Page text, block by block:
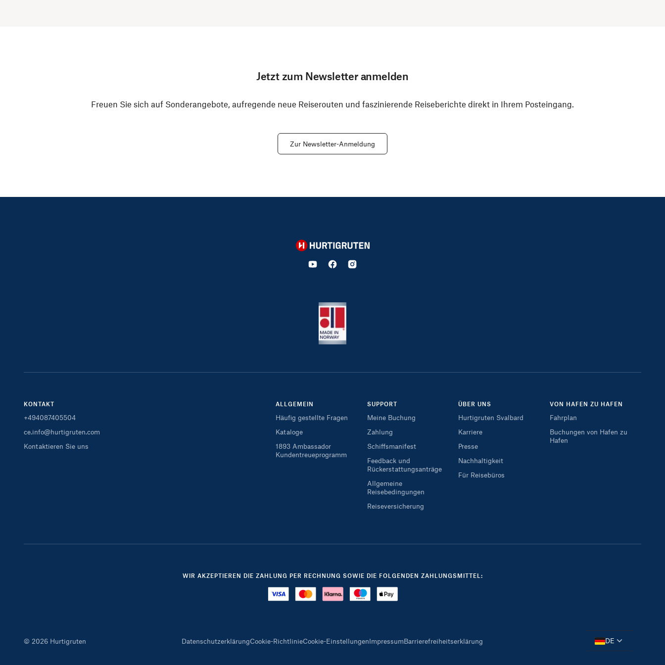
Jetzt zum Newsletter anmelden
Freuen Sie sich auf Sonderangebote, aufregende neue Reiserouten und faszinierende Reiseberichte direkt in Ihrem Posteingang.
Zur Newsletter-Anmeldung
Hurtigruten
KONTAKT
+494087405504
ce.info@hurtigruten.com
Kontaktieren Sie uns
ALLGEMEIN
Häufig gestellte Fragen
Kataloge
1893 Ambassador
Kundentreueprogramm
SUPPORT
Meine Buchung
Zahlung
Schiffsmanifest
Feedback und
Rückerstattungsanträge
Allgemeine
Reisebedingungen
Reiseversicherung
ÜBER UNS
Hurtigruten Svalbard
Karriere
Presse
Nachhaltigkeit
Für Reisebüros
VON HAFEN ZU HAFEN
Fahrplan
Buchungen von Hafen zu
Hafen
WIR AKZEPTIEREN DIE ZAHLUNG PER RECHNUNG SOWIE DIE FOLGENDEN ZAHLUNGSMITTEL:
© 2026 Hurtigruten DatenschutzerklärungCookie-RichtlinieCookie-EinstellungenImpressumBarrierefreiheitserklärung DE